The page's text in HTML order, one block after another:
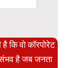
कि वो कॉरपोरेट
है जब जनता